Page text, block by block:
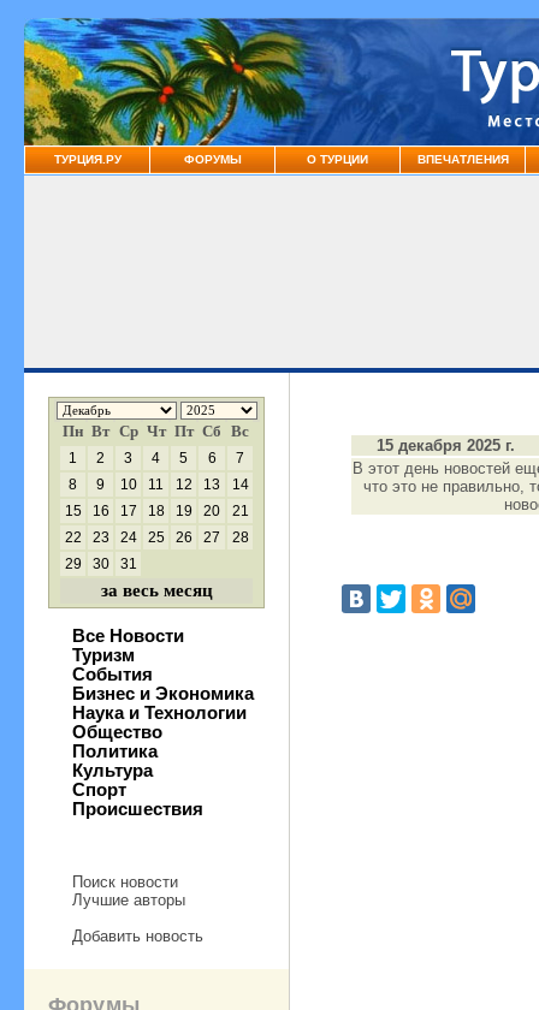
ТУРЦИЯ.РУ ФОРУМЫ О ТУРЦИИ ВПЕЧАТЛЕНИЯ
Пн Вт Ср Чт Пт Сб Вс
1 2 3 4 5 6
7
8
9 10 11 12 13
14
15
16 17 18 19 20
21
22
23 24 25 26 27
28
29
30 31
за весь месяц
Все Новости
Туризм
События
Бизнес и Экономика
Наука и Технологии
Общество
Политика
Культура
Спорт
Происшествия
Поиск новости
Лучшие авторы
Добавить новость
15 декабря 2025 г.
В этот день новостей
что это не правильно,
Форумы